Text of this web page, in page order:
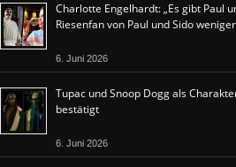
Charlotte Engelhardt: „Es gibt Paul
Riesenfan von Paul und Sido
6. Juni 2026
Tupac und Snoop Dogg als
bestätigt
6. Juni 2026